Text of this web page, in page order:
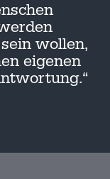
wollen,
eigenen